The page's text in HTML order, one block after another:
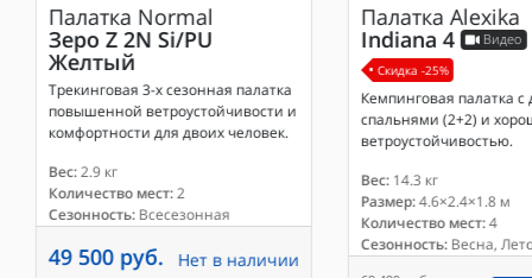
Палатка Normal
Зеро Z 2N Si/PU
Желтый
Трекинговая 3-х сезонная палатка
повышенной ветроустойчивости и
комфортности для двоих человек.
Вес:2.9 кг
Количество мест:2
Сезонность:Всесезонная
49 500 руб. Нет в наличии
Палатка Alexika
Indiana 4 Видео
Скидка -25%
Кемпинговая палатка с
спальнями (2+2) и
ветроустойчивостью.
Вес:14.3 кг
Размер:4.6×2.4×1.8 м
Количество мест:4
Сезонность:Весна,